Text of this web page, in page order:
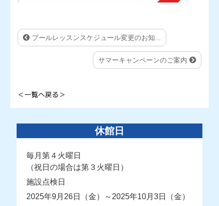
プールレッスンスケジュール変更のお知...
サマーキャンペーンのご案内
＜一覧へ戻る＞
休館日
毎月第４火曜日
（祝日の場合は第３火曜日）
施設点検日
2025年9月26日（金）～2025年10月3日（金）